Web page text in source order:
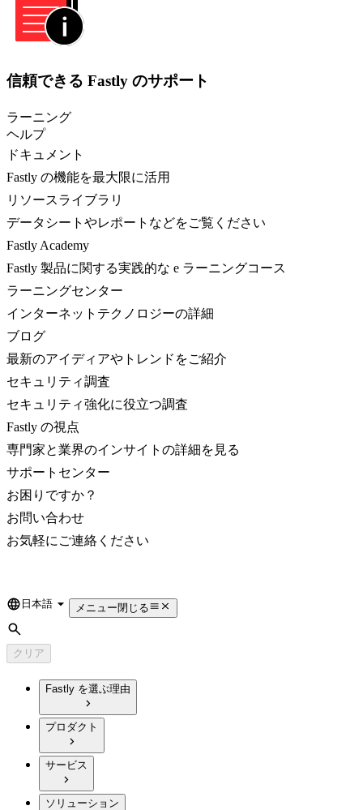
信頼できる Fastly のサポート
ラーニング
ヘルプ
ドキュメント
Fastly の機能を最大限に活用
リソースライブラリ
データシートやレポートなどをご覧ください
Fastly Academy
Fastly 製品に関する実践的な e ラーニングコース
ラーニングセンター
インターネットテクノロジーの詳細
ブログ
最新のアイディアやトレンドをご紹介
セキュリティ調査
セキュリティ強化に役立つ調査
Fastly の視点
専門家と業界のインサイトの詳細を見る
サポートセンター
お困りですか？
お問い合わせ
お気軽にご連絡ください
Language
日本語 メニュー閉じる
検索
クリア
Fastly を選ぶ理由
プロダクト
サービス
ソリューション